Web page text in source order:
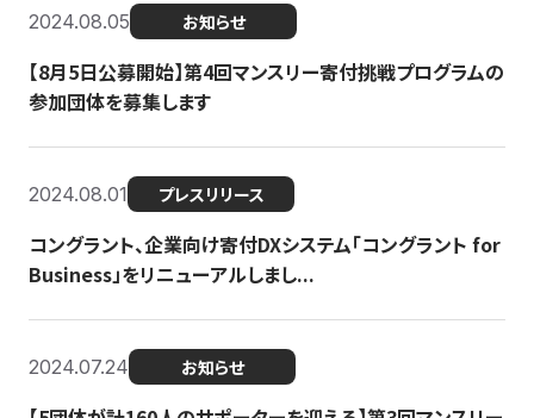
2024.08.05 お知らせ
【8月5日公募開始】第4回マンスリー寄付挑戦プログラムの
参加団体を募集します
2024.08.01 プレスリリース
コングラント、企業向け寄付DXシステム「コングラント for
Business」をリニューアルしまし...
2024.07.24 お知らせ